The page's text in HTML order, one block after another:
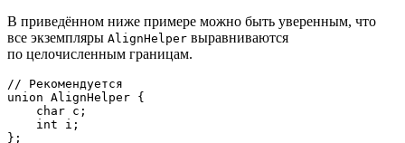
В приведённом ниже примере можно быть уверенным, что
все экземпляры AlignHelper выравниваются
по целочисленным границам.
// Рекомендуется
union AlignHelper {
char c;
int i;